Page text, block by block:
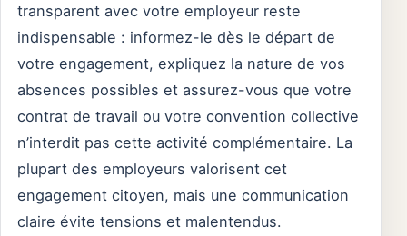
transparent avec votre employeur reste
indispensable : informez-le dès le départ de
votre engagement, expliquez la nature de vos
absences possibles et assurez-vous que votre
contrat de travail ou votre convention collective
n’interdit pas cette activité complémentaire. La
plupart des employeurs valorisent cet
engagement citoyen, mais une communication
claire évite tensions et malentendus.